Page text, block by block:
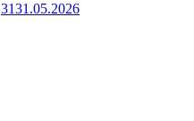
3131.05.2026